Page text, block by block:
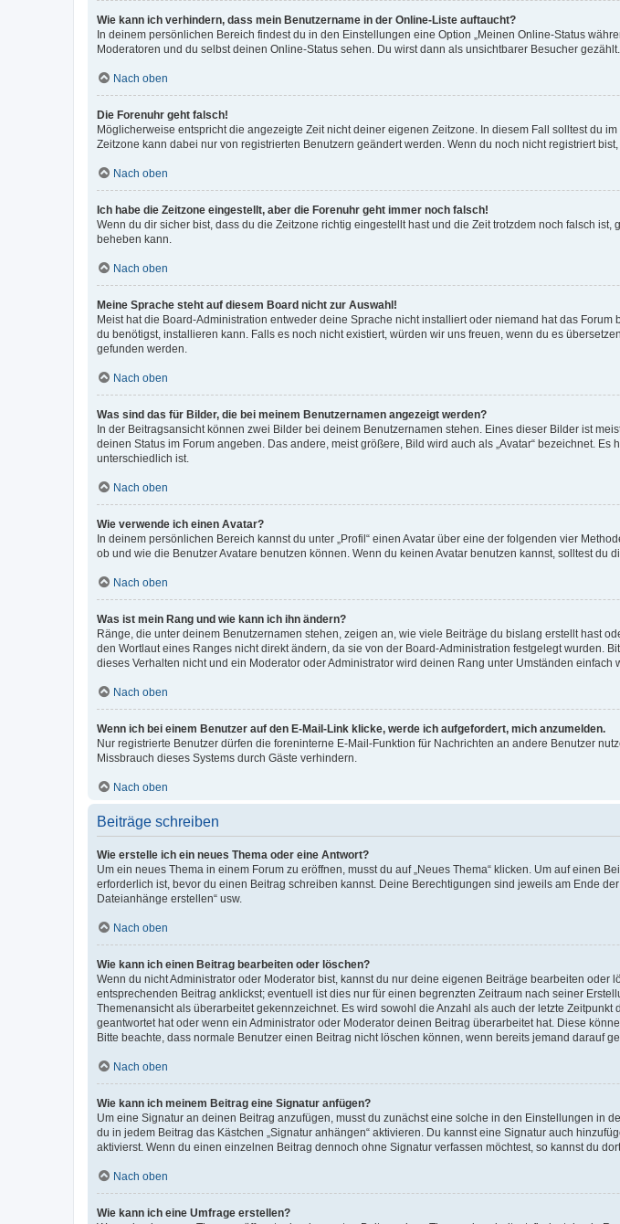
Wie kann ich verhindern, dass mein Benutzername in der Online-Liste auftaucht?
In deinem persönlichen Bereich findest du in den Einstellungen eine Option „Meinen Online-Status
Moderatoren und du selbst deinen Online-Status sehen. Du wirst dann als unsichtbarer Besucher gezählt.
Nach oben
Die Forenuhr geht falsch!
Möglicherweise entspricht die angezeigte Zeit nicht deiner eigenen Zeitzone. In diesem Fall solltest du
Zeitzone kann dabei nur von registrierten Benutzern geändert werden. Wenn du noch nicht registriert
Nach oben
Ich habe die Zeitzone eingestellt, aber die Forenuhr geht immer noch falsch!
Wenn du dir sicher bist, dass du die Zeitzone richtig eingestellt hast und die Zeit trotzdem noch falsch
beheben kann.
Nach oben
Meine Sprache steht auf diesem Board nicht zur Auswahl!
Meist hat die Board-Administration entweder deine Sprache nicht installiert oder niemand hat das
du benötigst, installieren kann. Falls es noch nicht existiert, würden wir uns freuen, wenn du es
gefunden werden.
Nach oben
Was sind das für Bilder, die bei meinem Benutzernamen angezeigt werden?
In der Beitragsansicht können zwei Bilder bei deinem Benutzernamen stehen. Eines dieser Bilder ist
deinen Status im Forum angeben. Das andere, meist größere, Bild wird auch als „Avatar“ bezeichnet.
unterschiedlich ist.
Nach oben
Wie verwende ich einen Avatar?
In deinem persönlichen Bereich kannst du unter „Profil“ einen Avatar über eine der folgenden vier
ob und wie die Benutzer Avatare benutzen können. Wenn du keinen Avatar benutzen kannst, solltest du
Nach oben
Was ist mein Rang und wie kann ich ihn ändern?
Ränge, die unter deinem Benutzernamen stehen, zeigen an, wie viele Beiträge du bislang erstellt hast
den Wortlaut eines Ranges nicht direkt ändern, da sie von der Board-Administration festgelegt
dieses Verhalten nicht und ein Moderator oder Administrator wird deinen Rang unter Umständen einfach
Nach oben
Wenn ich bei einem Benutzer auf den E-Mail-Link klicke, werde ich aufgefordert, mich anzumelden.
Nur registrierte Benutzer dürfen die foreninterne E-Mail-Funktion für Nachrichten an andere Benutzer
Missbrauch dieses Systems durch Gäste verhindern.
Nach oben
Beiträge schreiben
Wie erstelle ich ein neues Thema oder eine Antwort?
Um ein neues Thema in einem Forum zu eröffnen, musst du auf „Neues Thema“ klicken. Um auf einen
erforderlich ist, bevor du einen Beitrag schreiben kannst. Deine Berechtigungen sind jeweils am Ende
Dateianhänge erstellen“ usw.
Nach oben
Wie kann ich einen Beitrag bearbeiten oder löschen?
Wenn du nicht Administrator oder Moderator bist, kannst du nur deine eigenen Beiträge bearbeiten
entsprechenden Beitrag anklickst; eventuell ist dies nur für einen begrenzten Zeitraum nach seiner
Themenansicht als überarbeitet gekennzeichnet. Es wird sowohl die Anzahl als auch der letzte
geantwortet hat oder wenn ein Administrator oder Moderator deinen Beitrag überarbeitet hat. Diese
Bitte beachte, dass normale Benutzer einen Beitrag nicht löschen können, wenn bereits jemand darauf
Nach oben
Wie kann ich meinem Beitrag eine Signatur anfügen?
Um eine Signatur an deinen Beitrag anzufügen, musst du zunächst eine solche in den Einstellungen in
du in jedem Beitrag das Kästchen „Signatur anhängen“ aktivieren. Du kannst eine Signatur auch
aktivierst. Wenn du einen einzelnen Beitrag dennoch ohne Signatur verfassen möchtest, so kannst du
Nach oben
Wie kann ich eine Umfrage erstellen?